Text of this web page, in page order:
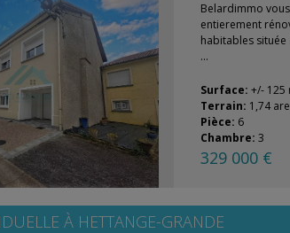
Belardimmo
entierement
habitables
...
Surface: +/- 125
Terrain: 1,74
Pièce: 6
Chambre: 3
329 000 €
À HETTANGE-GRANDE